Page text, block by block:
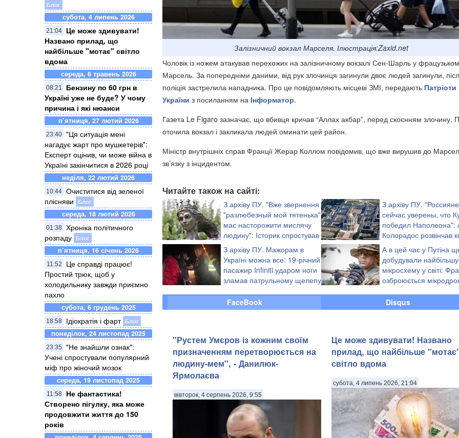
Блог
субота, 4 липень 2026
21:04
Це може здивувати!
Названо прилад, що
найбільше "мотає" світло
вдома
середа, 6 травень 2026
08:21
Бензину по 60 грн в
Україні уже не буде? У чому
причина і які нюанси
п’ятниця, 27 лютий 2026
23:40 "Ця ситуація мені
нагадує жарт про мушкетерів":
Експерт оцінив, чи може війна в
Україні закінчитися в 2026 році
неділя, 22 лютий 2026
10:44 Очиститися від зеленої
плісняви
Блог
середа, 18 лютий 2026
01:38 Хроніка політичного
розпаду Блог
п’ятниця, 16 січень 2026
11:52
Це справді працює!
Простий трюк, щоб у
холодильнику завжди приємно
пахло
субота, 6 грудень 2025
18:58 Ідіократія і фарт Блог
понеділок, 24 листопад 2025
23:35
"Не знайшли ознак":
Учені спростували популярний
міф про жіночий мозок
середа, 19 листопад 2025
11:58
Не фантастика!
Створено пігулку, яка може
продовжити життя до 150
років
Залізничний вокзал Марселя. Ілюстрація:Zaxid.net
Чоловік із ножем атакував перехожих на залізничному вокзалі Сен-Шарль у
Марсель. За попередніми даними, від рук злочинця загинули двоє людей загинули,
поліція застрелила нападника. Про це повідомляють місцеві ЗМІ, передають Патріоти
України з посиланням на Інформатор.
Газета Le Figaro зазначає, що вбивця кричав “Аллах акбар”, перед скоєнням злочину.
оточила вокзал і закликала людей оминати цей район.
Міністр внутрішніх справ Франції Жерар Коллом повідомив, що вже вирушив до
зв’язку з інцидентом.
Читайте також на сайті:
З архіву ПУ. "Вже звернення
"разлюбезный мой тятенька"
має насторожити мислячу
людину": Історик спростував
5 фейків про Анну
Ярославну
З архіву ПУ.
сейчас уверены, что
победил Наполеона":
Колорадос розвінчав
популярних у скреп
(фотофакти)
З архіву ПУ. Мажорам в
Україні можна все: 19-річний
пасажир Infiniti ударом ноги
зламав патрульному щелепу
А в цей час у Путіна
добудували найбільшу
мікросхему у світі:
озброюється
FaceBook Disqus
"Рустем Умєров із кожним своїм
призначенням перетворюється на
людину-мем", - Данилюк-
Ярмолаєва
вівторок, 4 серпень 2026, 9:55
Це може здивувати! Названо
прилад, що найбільше
світло вдома
субота, 4 липень 2026, 21:04